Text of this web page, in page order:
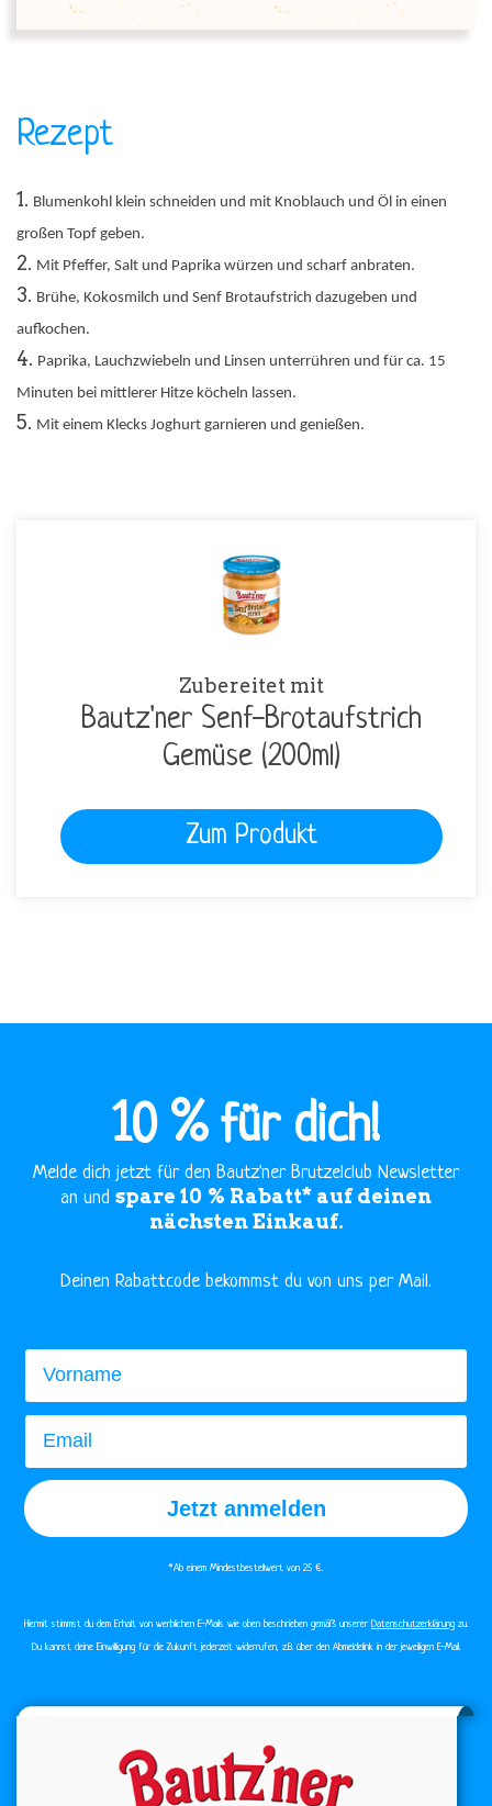
Rezept
Blumenkohl klein schneiden und mit Knoblauch und Öl in einen
großen Topf geben.
Mit Pfeffer, Salt und Paprika würzen und scharf anbraten.
Brühe, Kokosmilch und Senf Brotaufstrich dazugeben und
aufkochen.
Paprika, Lauchzwiebeln und Linsen unterrühren und für ca. 15
Minuten bei mittlerer Hitze köcheln lassen.
Mit einem Klecks Joghurt garnieren und genießen.
Zubereitet mit
Bautz'ner Senf-Brotaufstrich
Gemüse (200ml)
Zum Produkt
10 % für dich!
Melde dich jetzt für den Bautz'ner Brutzelclub Newsletter
an und spare 10 % Rabatt* auf deinen
nächsten Einkauf.
​Deinen Rabattcode bekommst du von uns per Mail.
Vorname
Email
Jetzt anmelden
*Ab einem Mindestbestellwert von 25 €.​
Hiermit stimmst du dem Erhalt von werblichen E-Mails wie oben beschrieben gemäß unserer Datenschutzerklärung zu.
Du kannst deine Einwilligung für die Zukunft jederzeit widerrufen, z.B. über den Abmeldelink in der jeweiligen E-Mail.